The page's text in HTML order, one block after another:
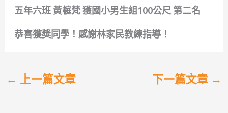
五年六班 黃榳梵 獲國小男生組100公尺 第二名
恭喜獲獎同學！感謝林家民教練指導！
← 上一篇文章 下一篇文章 →